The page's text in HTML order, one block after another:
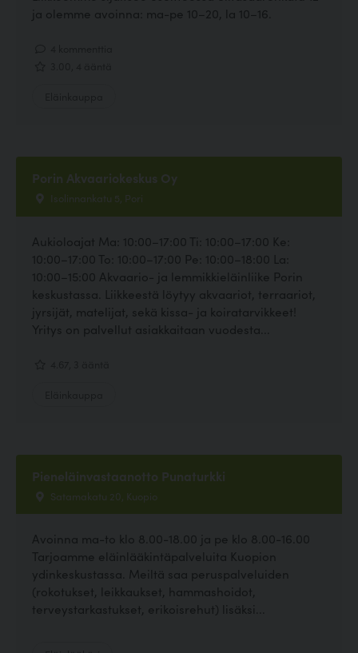
ja olemme avoinna: ma-pe 10–20, la 10–16.
Porin Akvaariokeskus Oy
Isolinnankatu 5, Pori
Aukioloajat Ma: 10:00–17:00 Ti: 10:00–17:00 Ke:
10:00–17:00 To: 10:00–17:00 Pe: 10:00–18:00 La:
10:00–15:00 Akvaario- ja lemmikkieläinliike Porin
keskustassa. Liikkeestä löytyy akvaariot, terraariot,
jyrsijät, matelijat, sekä kissa- ja koiratarvikkeet!
Yritys on palvellut asiakkaitaan vuodesta...
Pieneläinvastaanotto Punaturkki
Satamakatu 20, Kuopio
Avoinna ma-to klo 8.00-18.00 ja pe klo 8.00-16.00
Tarjoamme eläinlääkintäpalveluita Kuopion
ydinkeskustassa. Meiltä saa peruspalveluiden
(rokotukset, leikkaukset, hammashoidot,
terveystarkastukset, erikoisrehut) lisäksi...